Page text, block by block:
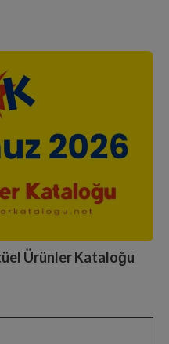
Ürünler Kataloğu